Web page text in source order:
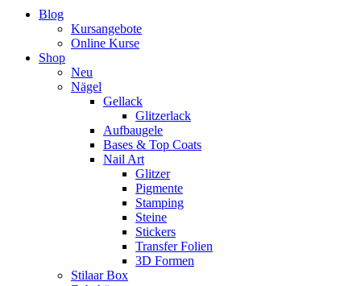
Blog
Kursangebote
Online Kurse
Shop
Neu
Nägel
Gellack
Glitzerlack
Aufbaugele
Bases & Top Coats
Nail Art
Glitzer
Pigmente
Stamping
Steine
Stickers
Transfer Folien
3D Formen
Stilaar Box